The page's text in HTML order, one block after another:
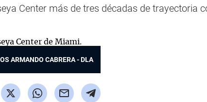
Center más de tres décadas de trayectoria
ARMANDO CABRERA - DLA